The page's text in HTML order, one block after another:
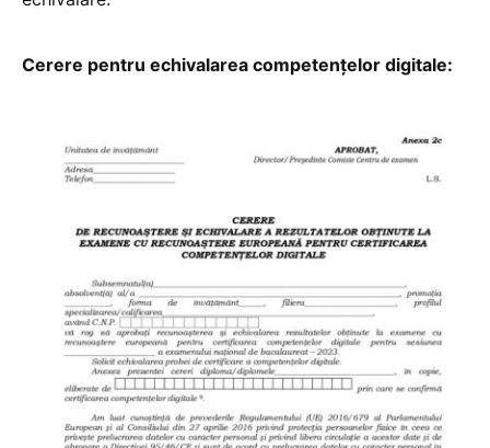
Cerere pentru echivalarea competențelor digitale: